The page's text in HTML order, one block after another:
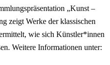
„Kunst –
zeigt Werke der klassischen
wie sich Künstler*innen
Weitere Informationen unter: